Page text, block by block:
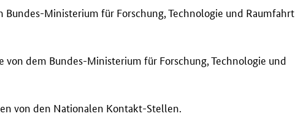
Bundes-Ministerium für Forschung, Technologie und Raumfahrt
dem Bundes-Ministerium für Forschung, Technologie und
von den Nationalen Kontakt-Stellen.